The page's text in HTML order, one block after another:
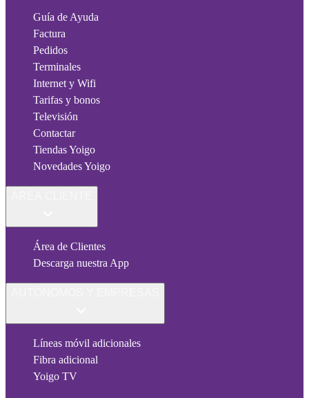
Guía de Ayuda
Factura
Pedidos
Terminales
Internet y Wifi
Tarifas y bonos
Televisión
Contactar
Tiendas Yoigo
Novedades Yoigo
Área de Clientes
Descarga nuestra App
Líneas móvil adicionales
Fibra adicional
Yoigo TV